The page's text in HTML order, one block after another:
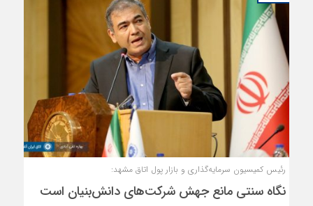
رئیس کمیسیون سرمایه‌گذاری و بازار پول اتاق مشهد:
نگاه سنتی مانع جهش شرکت‌های دانش‌بنیان است